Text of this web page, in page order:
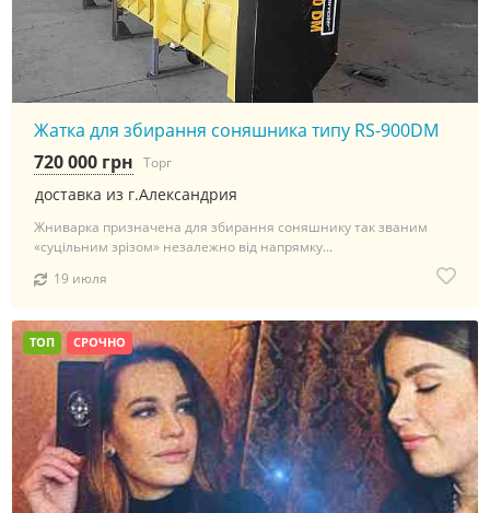
Жатка для збирання соняшника типу RS-900DM
доставка из г.Александрия
720 000 грн Торг
Жниварка призначена для збирання соняшнику так званим
«суцільним зрізом» незалежно від напрямку...
19 июля
ТОП СРОЧНО